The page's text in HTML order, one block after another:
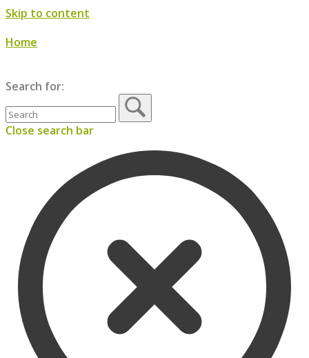
Skip to content
Home
Search for:
Close search bar